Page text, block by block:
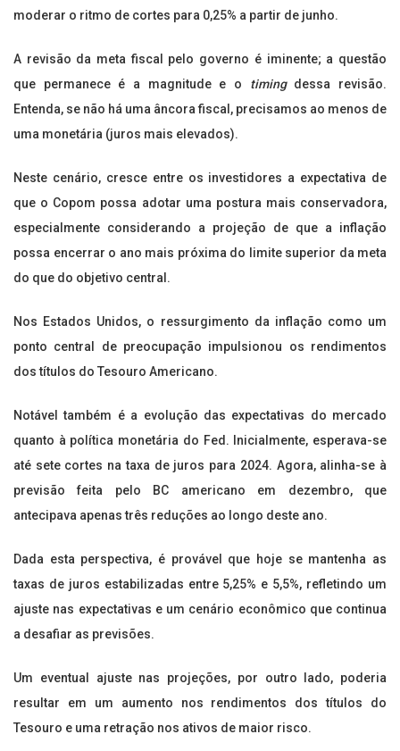
moderar o ritmo de cortes para 0,25% a partir de junho.
A revisão da meta fiscal pelo governo é iminente; a questão
que permanece é a magnitude e o timingdessa revisão.
Entenda, se não há uma âncora fiscal, precisamos ao menos de
uma monetária (juros mais elevados).
Neste cenário, cresce entre os investidores a expectativa de
que o Copom possa adotar uma postura mais conservadora,
especialmente considerando a projeção de que a inflação
possa encerrar o ano mais próxima do limite superior da meta
do que do objetivo central.
Nos Estados Unidos, o ressurgimento da inflação como um
ponto central de preocupação impulsionou os rendimentos
dos títulos do Tesouro Americano.
Notável também é a evolução das expectativas do mercado
quanto à política monetária do Fed. Inicialmente, esperava-se
até sete cortes na taxa de juros para 2024. Agora, alinha-se à
previsão feita pelo BC americano em dezembro, que
antecipava apenas três reduções ao longo deste ano.
Dada esta perspectiva, é provável que hoje se mantenha as
taxas de juros estabilizadas entre 5,25% e 5,5%, refletindo um
ajuste nas expectativas e um cenário econômico que continua
a desafiar as previsões.
Um eventual ajuste nas projeções, por outro lado, poderia
resultar em um aumento nos rendimentos dos títulos do
Tesouro e uma retração nos ativos de maior risco.